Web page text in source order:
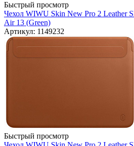
Быстрый просмотр
Чехол WIWU Skin New Pro 2 Leather
Air 13 (Green)
Артикул: 1149232
Быстрый просмотр